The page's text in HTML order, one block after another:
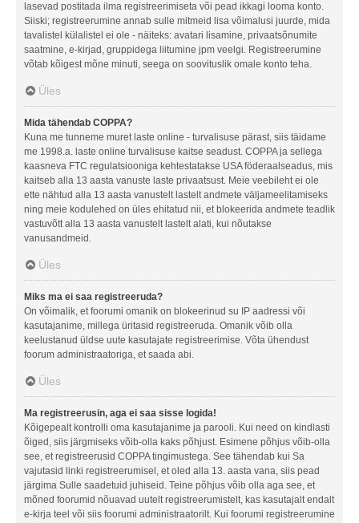
lasevad postitada ilma registreerimiseta või pead ikkagi looma konto.
Siiski; registreerumine annab sulle mitmeid lisa võimalusi juurde, mida
tavalistel külalistel ei ole - näiteks: avatari lisamine, privaatsõnumite
saatmine, e-kirjad, gruppidega liitumine jpm veelgi. Registreerumine
võtab kõigest mõne minuti, seega on soovituslik omale konto teha.
Üles
Mida tähendab COPPA?
Kuna me tunneme muret laste online - turvalisuse pärast, siis täidame
me 1998.a. laste online turvalisuse kaitse seadust. COPPA ja sellega
kaasneva FTC regulatsiooniga kehtestatakse USA föderaalseadus, mis
kaitseb alla 13 aasta vanuste laste privaatsust. Meie veebileht ei ole
ette nähtud alla 13 aasta vanustelt lastelt andmete väljameelitamiseks
ning meie kodulehed on üles ehitatud nii, et blokeerida andmete teadlik
vastuvõtt alla 13 aasta vanustelt lastelt alati, kui nõutakse
vanusandmeid.
Üles
Miks ma ei saa registreeruda?
On võimalik, et foorumi omanik on blokeerinud su IP aadressi või
kasutajanime, millega üritasid registreeruda. Omanik võib olla
keelustanud üldse uute kasutajate registreerimise. Võta ühendust
foorum administraatoriga, et saada abi.
Üles
Ma registreerusin, aga ei saa sisse logida!
Kõigepealt kontrolli oma kasutajanime ja parooli. Kui need on kindlasti
õiged, siis järgmiseks võib-olla kaks põhjust. Esimene põhjus võib-olla
see, et registreerusid COPPA tingimustega. See tähendab kui Sa
vajutasid linki registreerumisel, et oled alla 13. aasta vana, siis pead
järgima Sulle saadetuid juhiseid. Teine põhjus võib olla aga see, et
mõned foorumid nõuavad uutelt registreerumistelt, kas kasutajalt endalt
e-kirja teel või siis foorumi administraatorilt. Kui foorumi registreerumine